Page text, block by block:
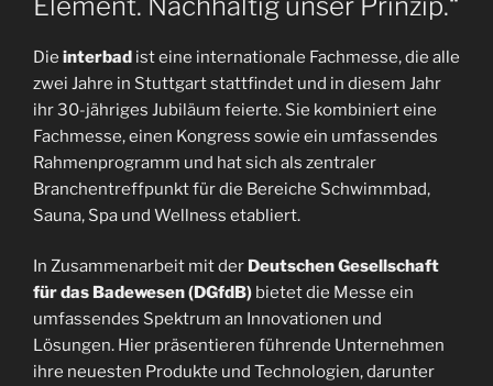
Die interbad ist eine internationale Fachmesse, die alle
zwei Jahre in Stuttgart stattfindet und in diesem Jahr
ihr 30-jähriges Jubiläum feierte. Sie kombiniert eine
Fachmesse, einen Kongress sowie ein umfassendes
Rahmenprogramm und hat sich als zentraler
Branchentreffpunkt für die Bereiche Schwimmbad,
Sauna, Spa und Wellness etabliert.
In Zusammenarbeit mit der Deutschen Gesellschaft
für das Badewesen (DGfdB) bietet die Messe ein
umfassendes Spektrum an Innovationen und
Lösungen. Hier präsentieren führende Unternehmen
ihre neuesten Produkte und Technologien, darunter